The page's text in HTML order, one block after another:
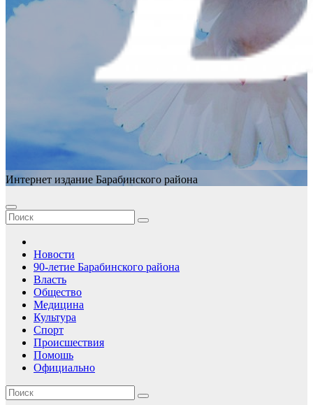
Интернет издание Барабинского района
Новости
90-летие Барабинского района
Власть
Общество
Медицина
Культура
Спорт
Происшествия
Помошь
Официально